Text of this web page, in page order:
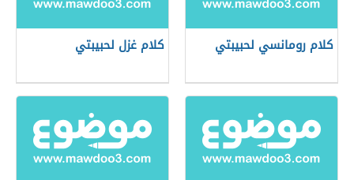
كلام رومانسي لحبيبتي كلام غزل لحبيبتي